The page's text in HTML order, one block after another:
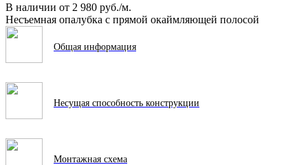
В наличии от 2 980 руб./м.
Несъемная опалубка с прямой окаймляющей полосой
Общая информация
Несущая способность конструкции
Монтажная схема